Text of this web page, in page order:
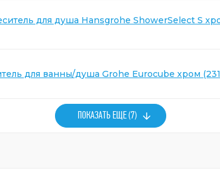
для душа Hansgrohe ShowerSelect S
для ванны/душа Grohe Eurocube хром
ПОКАЗАТЬ ЕЩЕ (7)